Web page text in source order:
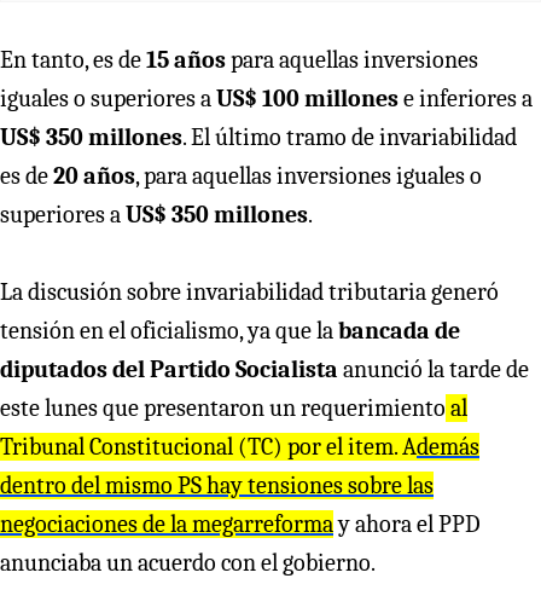
En tanto, es de15 añospara aquellas inversiones
iguales o superiores aUS$ 100 millonese inferiores a
US$ 350 millones. El último tramo de invariabilidad
es de20 años, para aquellas inversiones iguales o
superiores aUS$ 350 millones.
La discusión sobre invariabilidad tributaria generó
tensión en el oficialismo, ya que labancada de
diputados del Partido Socialista anunció la tarde de
este lunes que presentaron un requerimiento al
Tribunal Constitucional (TC) por el item. Además
dentro del mismo PS hay tensiones sobre las
negociaciones de la megarreformay ahora el PPD
anunciaba un acuerdo con el gobierno.